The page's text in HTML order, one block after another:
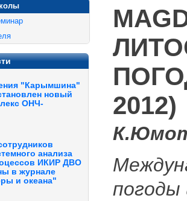
"Карымшина"
новый
ОНЧ-
анализа
ИКИР ДВО
в журнале
и океана"
2012)
погоды